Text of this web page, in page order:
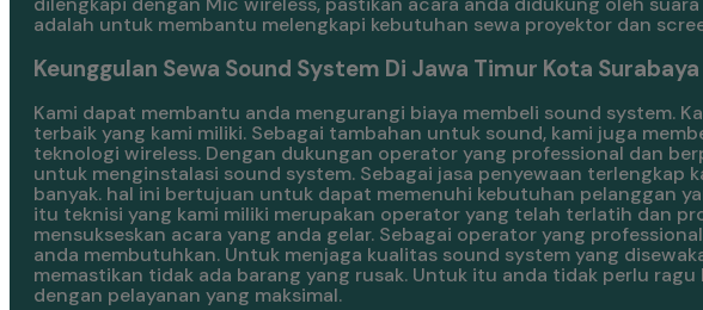
adalah untuk membantu melengkapi kebutuhan sewa proyektor dan
Keunggulan Sewa Sound System Di Jawa Timur Kota
Kami dapat membantu anda mengurangi biaya membeli sound system.
terbaik yang kami miliki. Sebagai tambahan untuk sound, kami juga
teknologi wireless. Dengan dukungan operator yang professional dan
untuk menginstalasi sound system. Sebagai jasa penyewaan terlengkap
banyak. hal ini bertujuan untuk dapat memenuhi kebutuhan pelanggan
itu teknisi yang kami miliki merupakan operator yang telah terlatih dan
mensukseskan acara yang anda gelar. Sebagai operator yang
anda membutuhkan. Untuk menjaga kualitas sound system yang
memastikan tidak ada barang yang rusak. Untuk itu anda tidak perlu
dengan pelayanan yang maksimal.